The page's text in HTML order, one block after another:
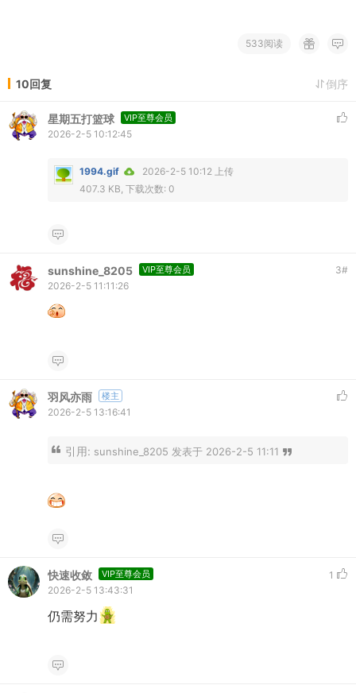
533阅读
10回复 倒序
星期五打篮球 VIP至尊会员
2026-2-5 10:12:45
1994.gif
2026-2-5 10:12 上传
407.3 KB, 下载次数: 0
sunshine_8205 VIP至尊会员 3#
2026-2-5 11:11:26
羽风亦雨 楼主
2026-2-5 13:16:41
引用: sunshine_8205 发表于 2026-2-5 11:11
快速收敛 VIP至尊会员
1
2026-2-5 13:43:31
仍需努力